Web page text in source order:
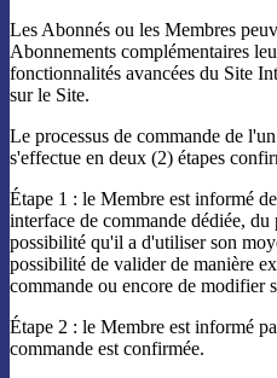
Les Abonnés ou les Membres
Abonnements complémentaires
fonctionnalités avancées du Site
sur le Site.
Le processus de commande de
s'effectue en deux (2) étapes
Étape 1 : le Membre est informé
interface de commande dédiée,
possibilité qu'il a d'utiliser son
possibilité de valider de manière
commande ou encore de modifier
Étape 2 : le Membre est informé
commande est confirmée.